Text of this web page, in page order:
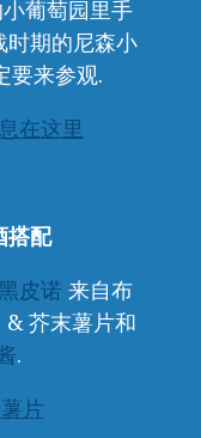
葡萄园里手
时期的尼森小
要来参观.
在这里
搭配
皮诺 来自布
芥末薯片和
.
片